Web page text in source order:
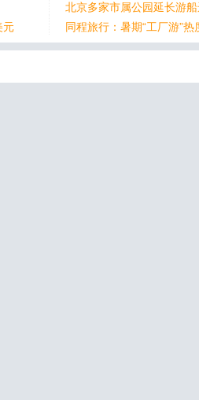
北京多家市属公园延长游
元
同程旅行：暑期“工厂游”